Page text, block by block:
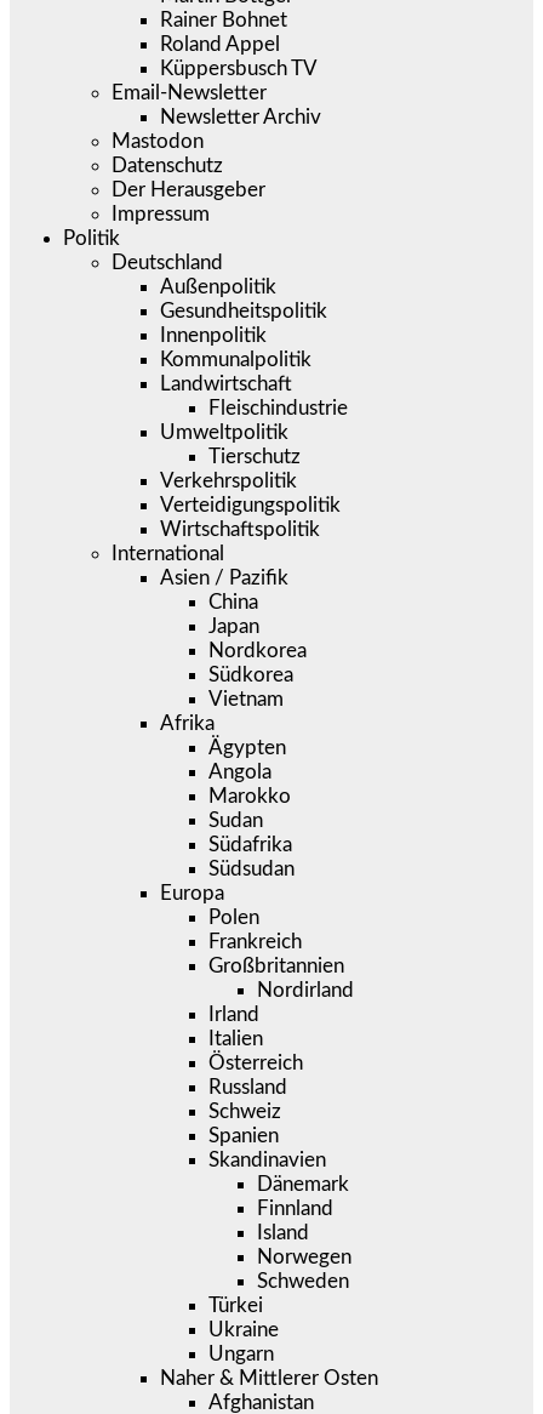
Rainer Bohnet
Roland Appel
Küppersbusch TV
Email-Newsletter
Newsletter Archiv
Mastodon
Datenschutz
Der Herausgeber
Impressum
Politik
Deutschland
Außenpolitik
Gesundheitspolitik
Innenpolitik
Kommunalpolitik
Landwirtschaft
Fleischindustrie
Umweltpolitik
Tierschutz
Verkehrspolitik
Verteidigungspolitik
Wirtschaftspolitik
International
Asien / Pazifik
China
Japan
Nordkorea
Südkorea
Vietnam
Afrika
Ägypten
Angola
Marokko
Sudan
Südafrika
Südsudan
Europa
Polen
Frankreich
Großbritannien
Nordirland
Irland
Italien
Österreich
Russland
Schweiz
Spanien
Skandinavien
Dänemark
Finnland
Island
Norwegen
Schweden
Türkei
Ukraine
Ungarn
Naher & Mittlerer Osten
Afghanistan